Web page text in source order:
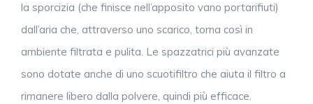
la sporcizia (che finisce nell’apposito vano portarifiuti)
dall’aria che, attraverso uno scarico, torna così in
ambiente filtrata e pulita. Le spazzatrici più avanzate
sono dotate anche di uno scuotifiltro che aiuta il filtro a
rimanere libero dalla polvere, quindi più efficace.